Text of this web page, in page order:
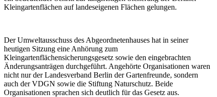
Kleingartenflächen auf landeseigenen Flächen gelungen.
Der Umweltausschuss des Abgeordnetenhauses hat in seiner
heutigen Sitzung eine Anhörung zum
Kleingartenflächensicherungsgesetz sowie den eingebrachten
Änderungsanträgen durchgeführt. Angehörte Organisationen waren
nicht nur der Landesverband Berlin der Gartenfreunde, sondern
auch der VDGN sowie die Stiftung Naturschutz. Beide
Organisationen sprachen sich deutlich für das Gesetz aus.